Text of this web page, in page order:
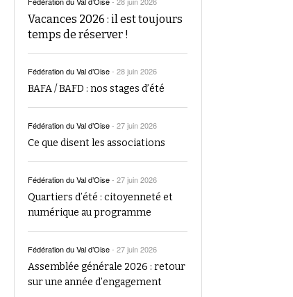
Vacances 2026 : il est toujours
temps de réserver !
Fédération du Val d’Oise- 28 juin 2026
BAFA / BAFD : nos stages d’été
Fédération du Val d’Oise- 27 juin 2026
Ce que disent les associations
Fédération du Val d’Oise- 27 juin 2026
Quartiers d’été : citoyenneté et
numérique au programme
Fédération du Val d’Oise- 27 juin 2026
Assemblée générale 2026 : retour
sur une année d’engagement